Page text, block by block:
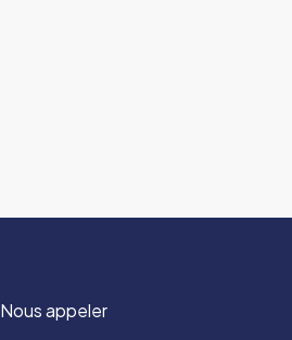
Nous appeler